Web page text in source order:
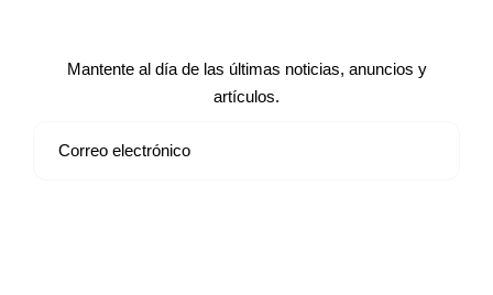
Mantente al día de las últimas noticias, anuncios y
artículos.